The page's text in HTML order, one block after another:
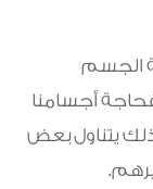
الجسم
أجسامنا
يتناول بعض